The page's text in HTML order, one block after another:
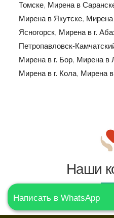
Томске, Мирена в
Мирена в Якутске, Мирена
Ясногорск, Мирена в г.
Петропавловск-
Мирена в г. Бор, Мирена в
Мирена в г. Кола, Мирена
Написать в WhatsApp
Наши